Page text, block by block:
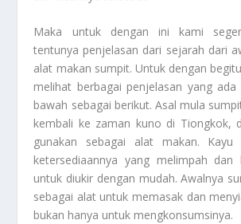
Maka untuk dengan ini kami
tentunya penjelasan dari sejarah dari
alat makan sumpit. Untuk dengan
melihat berbagai penjelasan yang
bawah sebagai berikut. Asal mula
kembali ke zaman kuno di Tiongkok,
gunakan sebagai alat makan.
ketersediaannya yang melimpah dan
untuk diukir dengan mudah. Awalnya
sebagai alat untuk memasak dan
bukan hanya untuk mengkonsumsinya.